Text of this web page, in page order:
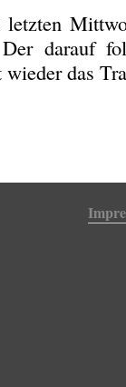
darauf
das